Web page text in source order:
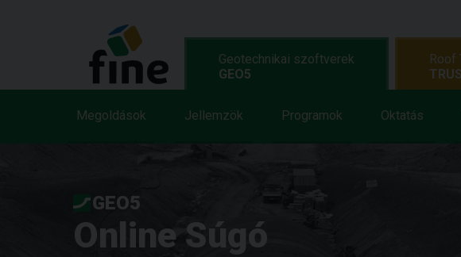
Geotechnikai szoftverek
GEO5
Megoldások Jellemzök Programok Oktatás
Roof
GEO5
Online Súgó